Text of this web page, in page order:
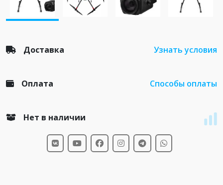
Доставка Узнать условия
Оплата Способы оплаты
Нет в наличии